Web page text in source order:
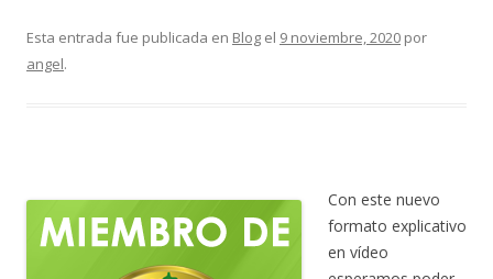
Esta entrada fue publicada en Blog el 9 noviembre, 2020 por
angel.
Con este nuevo
formato explicativo
en vídeo